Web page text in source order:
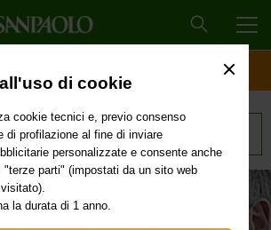
di cookie
cookie tecnici e, previo consenso
di profilazione al fine di inviare
personalizzate e consente anche
"terze parti" (impostati da un sito web
la durata di 1 anno.
Tutti i prodotti